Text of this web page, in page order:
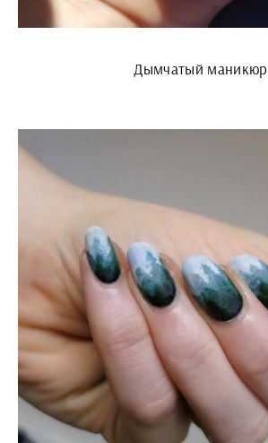
Дымчатый маникюр